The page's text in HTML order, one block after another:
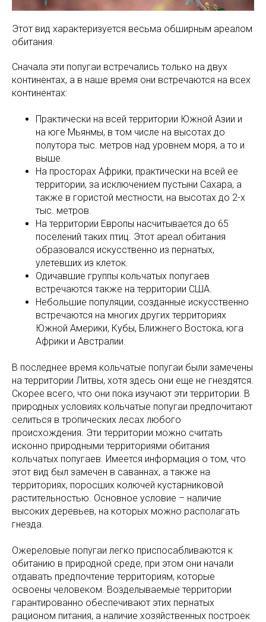
Этот вид характеризуется весьма обширным ареалом
обитания.
Сначала эти попугаи встречались только на двух
континентах, а в наше время они встречаются на всех
континентах:
Практически на всей территории Южной Азии и
на юге Мьянмы, в том числе на высотах до
полутора тыс. метров над уровнем моря, а то и
выше.
На просторах Африки, практически на всей ее
территории, за исключением пустыни Сахара, а
также в гористой местности, на высотах до 2-х
тыс. метров.
На территории Европы насчитывается до 65
поселений таких птиц. Этот ареал обитания
образовался искусственно из пернатых,
улетевших из клеток.
Одичавшие группы кольчатых попугаев
встречаются также на территории США.
Небольшие популяции, созданные искусственно
встречаются на многих других территориях
Южной Америки, Кубы, Ближнего Востока, юга
Африки и Австралии.
В последнее время кольчатые попугаи были замечены
на территории Литвы, хотя здесь они еще не гнездятся.
Скорее всего, что они пока изучают эти территории. В
природных условиях кольчатые попугаи предпочитают
селиться в тропических лесах любого
происхождения. Эти территории можно считать
исконно природными территориями обитания
кольчатых попугаев. Имеется информация о том, что
этот вид был замечен в саваннах, а также на
территориях, поросших колючей кустарниковой
растительностью. Основное условие – наличие
высоких деревьев, на которых можно располагать
гнезда.
Ожереловые попугаи легко приспосабливаются к
обитанию в природной среде, при этом они начали
отдавать предпочтение территориям, которые
освоены человеком. Возделываемые территории
гарантированно обеспечивают этих пернатых
рационом питания, а наличие хозяйственных построек